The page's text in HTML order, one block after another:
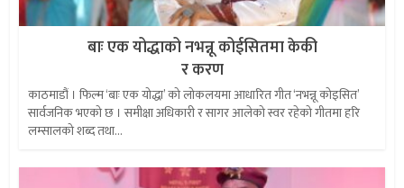
बाः एक योद्धाको नभन्नू कोईसितमा केकी
र करण
काठमाडौं । फिल्म ‘बाः एक योद्धा’ को लोकलयमा आधारित गीत ‘नभन्नू कोइसित’
सार्वजनिक भएको छ । समीक्षा अधिकारी र सागर आलेको स्वर रहेको गीतमा हरि
लम्सालको शब्द तथा...